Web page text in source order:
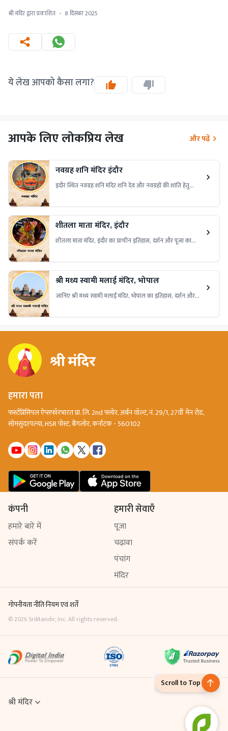
श्री मंदिर द्वारा प्रकाशित · 8 दिसंबर 2025
ये लेख आपको कैसा लगा?
आपके लिए लोकप्रिय लेख और पढ़ें
नवग्रह शनि मंदिर इंदौर
इंदौर स्थित नवग्रह शनि मंदिर शनि देव और नवग्रहों की शांति हेतु
अनुष्ठानों के लिए जाना जाता है। जानिए मंदिर का महत्व, दर्शन समय
और पहुँचने का मार्ग।
शीतला माता मंदिर, इंदौर
शीतला माता मंदिर, इंदौर का प्राचीन इतिहास, दर्शन और पूजा का
आस्था और प्रकृति के अद्भुत संगम का प्रतीक है।
श्री मध्य स्वामी मलाई मंदिर, भोपाल
जानिए श्री मध्य स्वामी मलाई मंदिर, भोपाल का इतिहास, दर्शन और
भगवान कार्तिकेय को समर्पित यह मंदिर दक्षिण भारतीय संस्कृति की
हमारा पता
फर्स्टप्रिंसिपल ऐप्सफॉरभारत प्रा. लि. 2nd फ्लोर, अर्बन वॉल्ट, नं. 29/1, 27वीं मेन रोड,
सोमसुंदरपल्या, HSR पोस्ट, बैंगलोर, कर्नाटक - 560102
कंपनी
हमारे बारे में
संपर्क करें
हमारी सेवाएँ
पूजा
चढ़ावा
पंचांग
मंदिर
गोपनीयता नीति·नियम एवं शर्तें
©2026 SriMandir, Inc. All rights reserved.
श्री मंदिर
Online Puja एक डिजिटल सेवा है, जिसके माध्यम से आप घर बैठे ही मंदिर में विधि-
Scroll to Top